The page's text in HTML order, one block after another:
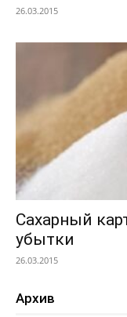
26.03.2015
Сахарный
убытки
26.03.2015
Архив